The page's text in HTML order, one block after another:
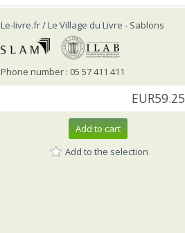
Le-livre.fr / Le Village du Livre - Sablons
Phone number : 05 57 411 411
EUR59.25
Add to cart
Add to the selection